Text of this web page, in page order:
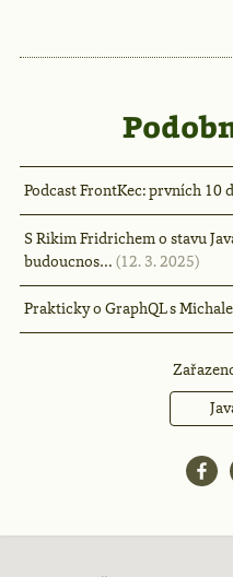
Podcast FrontKec: prvních 10
S Rikim Fridrichem o stavu
budoucnos… (12. 3. 2025)
Prakticky o GraphQL s